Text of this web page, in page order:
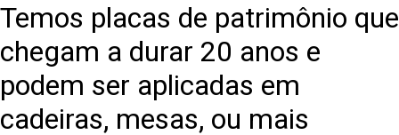
Temos placas de patrimônio que
chegam a durar 20 anos e
podem ser aplicadas em
cadeiras, mesas, ou mais